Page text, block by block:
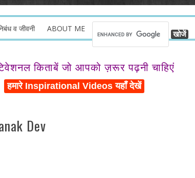
व जीवनी ABOUT ME
किताबें जो आपको ज़रूर पढ़नी चाहिएं
Dev